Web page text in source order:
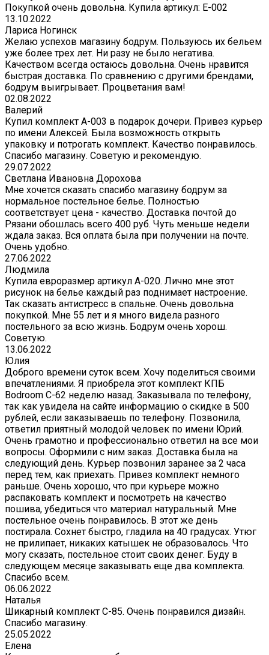
Покупкой очень довольна. Купила артикул: E-002
13.10.2022
Лариса Ногинск
Желаю успехов магазину бодрум. Пользуюсь их бельем
уже более трех лет. Ни разу не было негатива.
Качеством всегда остаюсь довольна. Очень нравится
быстрая доставка. По сравнению с другими брендами,
бодрум выигрывает. Процветания вам!
02.08.2022
Валерий
Купил комплект A-003 в подарок дочери. Привез курьер
по имени Алексей. Была возможность открыть
упаковку и потрогать комплект. Качество понравилось.
Спасибо магазину. Советую и рекомендую.
29.07.2022
Светлана Ивановна Дорохова
Мне хочется сказать спасибо магазину бодрум за
нормальное постельное белье. Полностью
соответствует цена - качество. Доставка почтой до
Рязани обошлась всего 400 руб. Чуть меньше недели
ждала заказ. Вся оплата была при получении на почте.
Очень удобно.
27.06.2022
Людмила
Купила евроразмер артикул А-020. Лично мне этот
рисунок на белье каждый раз поднимает настроение.
Так сказать антистресс в спальне. Очень довольна
покупкой. Мне 55 лет и я много видела разного
постельного за всю жизнь. Бодрум очень хорош.
Советую.
13.06.2022
Юлия
Доброго времени суток всем. Хочу поделиться своими
впечатлениями. Я приобрела этот комплект КПБ
Bodroom C-62 неделю назад. Заказывала по телефону,
так как увидела на сайте информацию о скидке в 500
рублей, если заказываешь по телефону. Позвонила,
ответил приятный молодой человек по имени Юрий.
Очень грамотно и профессионально ответил на все мои
вопросы. Оформили с ним заказ. Доставка была на
следующий день. Курьер позвонил заранее за 2 часа
перед тем, как приехать. Привез комплект немного
раньше. Очень хорошо, что при курьере можно
распаковать комплект и посмотреть на качество
пошива, убедиться что материал натуральный. Мне
постельное очень понравилось. В этот же день
постирала. Сохнет быстро, гладила на 40 градусах. Утюг
не прилипает, никаких катышек не образовалось. Что
могу сказать, постельное стоит своих денег. Буду в
следующем месяце заказывать еще два комплекта.
Спасибо всем.
06.06.2022
Наталья
Шикарный комплект C-85. Очень понравился дизайн.
Спасибо магазину.
25.05.2022
Елена